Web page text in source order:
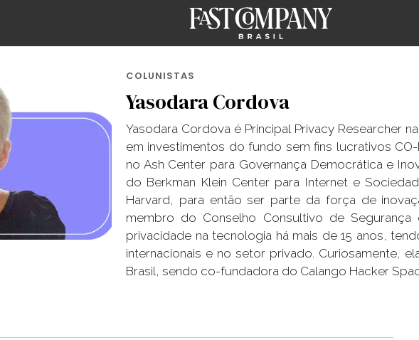
COLUNISTAS
Yasodara Cordova
Yasodara Cordova é Principal Privacy Researcher
em investimentos do fundo sem fins lucrativos
no Ash Center para Governança Democrática e
do Berkman Klein Center para Internet e
Harvard, para então ser parte da força de
membro do Conselho Consultivo de
privacidade na tecnologia há mais de 15 anos,
internacionais e no setor privado. Curiosamente,
Brasil, sendo co-fundadora do Calango Hacker